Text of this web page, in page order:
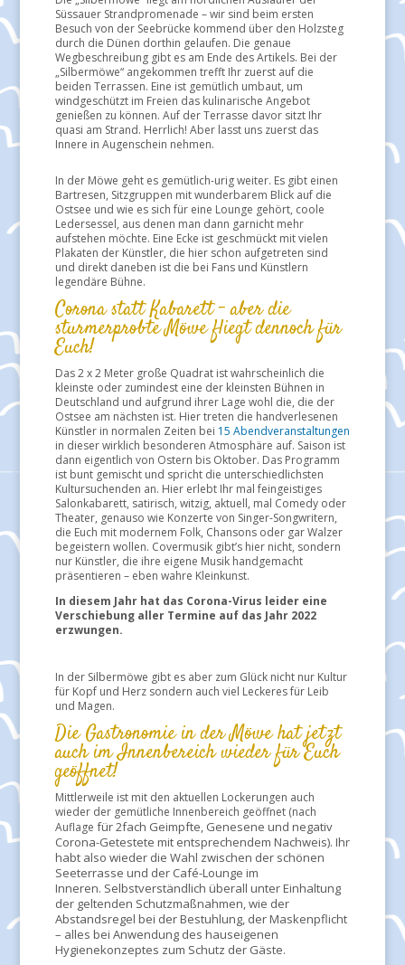
Süssauer Strandpromenade – wir sind beim ersten
Besuch von der Seebrücke kommend über den Holzsteg
durch die Dünen dorthin gelaufen. Die genaue
Wegbeschreibung gibt es am Ende des Artikels. Bei der
„Silbermöwe“ angekommen trefft Ihr zuerst auf die
beiden Terrassen. Eine ist gemütlich umbaut, um
windgeschützt im Freien das kulinarische Angebot
genießen zu können. Auf der Terrasse davor sitzt Ihr
quasi am Strand. Herrlich! Aber lasst uns zuerst das
Innere in Augenschein nehmen.
In der Möwe geht es gemütlich-urig weiter. Es gibt einen
Bartresen, Sitzgruppen mit wunderbarem Blick auf die
Ostsee und wie es sich für eine Lounge gehört, coole
Ledersessel, aus denen man dann garnicht mehr
aufstehen möchte. Eine Ecke ist geschmückt mit vielen
Plakaten der Künstler, die hier schon aufgetreten sind
und direkt daneben ist die bei Fans und Künstlern
legendäre Bühne.
Corona statt Kabarett – aber die
sturmerprobte Möwe fliegt dennoch für
Euch!
Das 2 x 2 Meter große Quadrat ist wahrscheinlich die
kleinste oder zumindest eine der kleinsten Bühnen in
Deutschland und aufgrund ihrer Lage wohl die, die der
Ostsee am nächsten ist. Hier treten die handverlesenen
Künstler in normalen Zeiten bei 15 Abendveranstaltungen
in dieser wirklich besonderen Atmosphäre auf. Saison ist
dann eigentlich von Ostern bis Oktober. Das Programm
ist bunt gemischt und spricht die unterschiedlichsten
Kultursuchenden an. Hier erlebt Ihr mal feingeistiges
Salonkabarett, satirisch, witzig, aktuell, mal Comedy oder
Theater, genauso wie Konzerte von Singer-Songwritern,
die Euch mit modernem Folk, Chansons oder gar Walzer
begeistern wollen. Covermusik gibt’s hier nicht, sondern
nur Künstler, die ihre eigene Musik handgemacht
präsentieren – eben wahre Kleinkunst.
In diesem Jahr hat das Corona-Virus leider eine
Verschiebung aller Termine auf das Jahr 2022
erzwungen.
In der Silbermöwe gibt es aber zum Glück nicht nur Kultur
für Kopf und Herz sondern auch viel Leckeres für Leib
und Magen.
Die Gastronomie in der Möwe hat jetzt
auch im Innenbereich wieder für Euch
geöffnet!
Mittlerweile ist mit den aktuellen Lockerungen auch
wieder der gemütliche Innenbereich geöffnet (nach
Auflage für 2fach Geimpfte, Genesene und negativ
Corona-Getestete mit entsprechendem Nachweis). Ihr
habt also wieder die Wahl zwischen der schönen
Seeterrasse und der Café-Lounge im
Inneren. Selbstverständlich überall unter Einhaltung
der geltenden Schutzmaßnahmen, wie der
Abstandsregel bei der Bestuhlung, der Maskenpflicht
– alles bei Anwendung des hauseigenen
Hygienekonzeptes zum Schutz der Gäste.